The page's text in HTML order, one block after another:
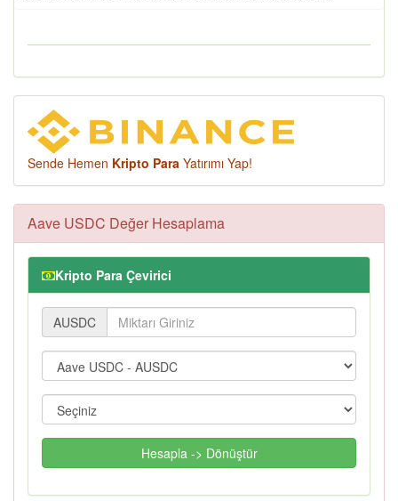
Sende Hemen Kripto Para Yatırımı Yap!
Aave USDC Değer Hesaplama
Kripto Para Çevirici
AUSDC
Hesapla -> Dönüştür